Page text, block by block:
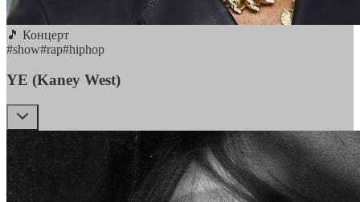
🎵 Концерт
#show#rap#hiphop
YE (Kaney West)